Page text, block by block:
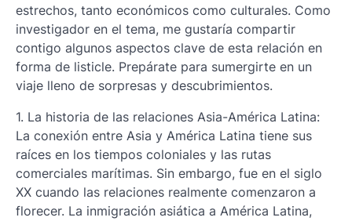
estrechos, tanto económicos como culturales. Como
investigador en el tema, me gustaría compartir
contigo algunos aspectos clave de esta relación en
forma de listicle. Prepárate para sumergirte en un
viaje lleno de sorpresas y descubrimientos.
1. La historia de las relaciones Asia-América Latina:
La conexión entre Asia y América Latina tiene sus
raíces en los tiempos coloniales y las rutas
comerciales marítimas. Sin embargo, fue en el siglo
XX cuando las relaciones realmente comenzaron a
florecer. La inmigración asiática a América Latina,